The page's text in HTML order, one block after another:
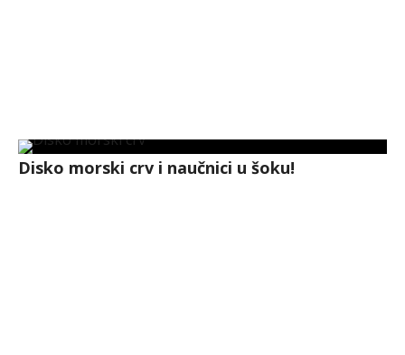
Disko morski crv i naučnici u šoku!